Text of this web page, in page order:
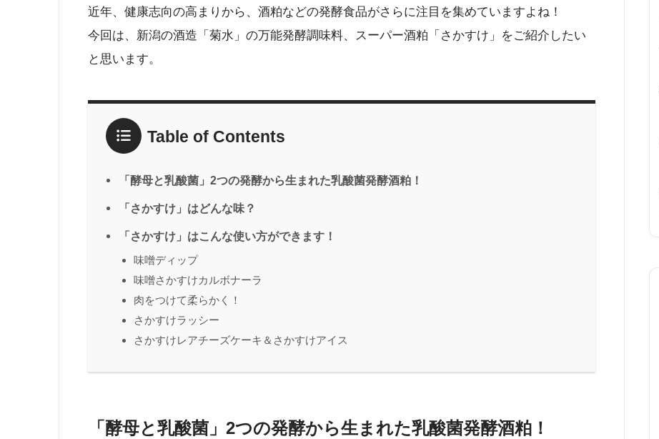
近年、健康志向の高まりから、酒粕などの発酵食品がさらに注目を集めていますよね！
今回は、新潟の酒造「菊水」の万能発酵調味料、スーパー酒粕「さかすけ」をご紹介したい
と思います。
Table of Contents
「酵母と乳酸菌」2つの発酵から生まれた乳酸菌発酵酒粕！
「さかすけ」はどんな味？
「さかすけ」はこんな使い方ができます！
味噌ディップ
味噌さかすけカルボナーラ
肉をつけて柔らかく！
さかすけラッシー
さかすけレアチーズケーキ＆さかすけアイス
「酵母と乳酸菌」2つの発酵から生まれた乳酸菌発酵酒粕！